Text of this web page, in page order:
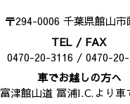
〒294-0006 千葉県館山市
TEL / FAX
0470-20-3116 / 0470-20-
車でお越しの方へ
富津館山道 冨浦I.C.より車